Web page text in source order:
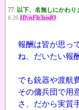
77: 以下、名無しにかわ
6.26 ID:nFlz3zodO
報酬は皆が思っ
ね、だいたい報
でも銃器や渡航
その傭兵団で用
さ、だから実質